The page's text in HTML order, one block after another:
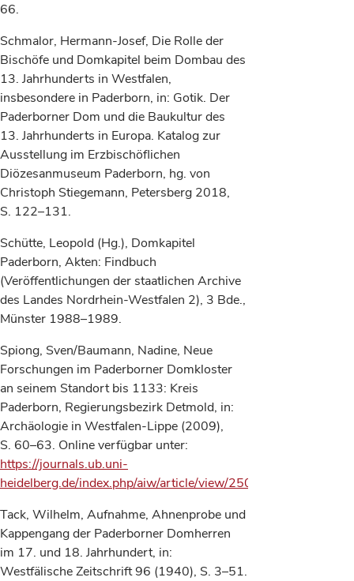
66.
Schmalor, Hermann-Josef, Die Rolle der
Bischöfe und Domkapitel beim Dombau des
13. Jahrhunderts in Westfalen,
insbesondere in Paderborn, in: Gotik. Der
Paderborner Dom und die Baukultur des
13. Jahrhunderts in Europa. Katalog zur
Ausstellung im Erzbischöflichen
Diözesanmuseum Paderborn, hg. von
Christoph Stiegemann, Petersberg 2018,
S. 122–131.
Schütte, Leopold (Hg.), Domkapitel
Paderborn, Akten: Findbuch
(Veröffentlichungen der staatlichen Archive
des Landes Nordrhein-Westfalen 2), 3 Bde.,
Münster 1988–1989.
Spiong, Sven/Baumann, Nadine, Neue
Forschungen im Paderborner Domkloster
an seinem Standort bis 1133: Kreis
Paderborn, Regierungsbezirk Detmold, in:
Archäologie in Westfalen-Lippe (2009),
S. 60–63. Online verfügbar unter:
https://journals.ub.uni-
heidelberg.de/index.php/aiw/article/view/25039/18746
Tack, Wilhelm, Aufnahme, Ahnenprobe und
Kappengang der Paderborner Domherren
im 17. und 18. Jahrhundert, in:
Westfälische Zeitschrift 96 (1940), S. 3–51.